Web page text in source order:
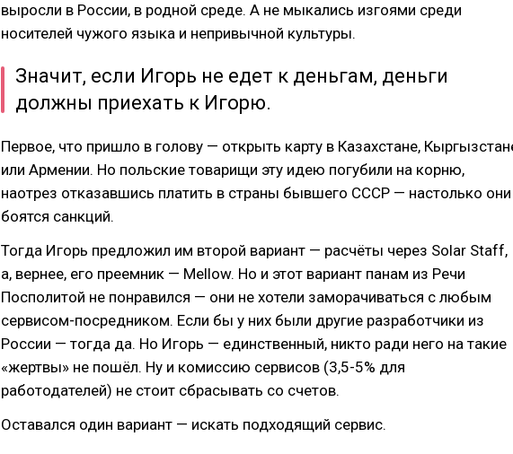
выросли в России, в родной среде. А не мыкались изгоями среди
носителей чужого языка и непривычной культуры.
Значит, если Игорь не едет к деньгам, деньги
должны приехать к Игорю.
Первое, что пришло в голову — открыть карту в Казахстане,
или Армении. Но польские товарищи эту идею погубили на корню,
наотрез отказавшись платить в страны бывшего СССР — настолько они
боятся санкций.
Тогда Игорь предложил им второй вариант — расчёты через Solar Staff,
а, вернее, его преемник — Mellow. Но и этот вариант панам из Речи
Посполитой не понравился — они не хотели заморачиваться с любым
сервисом-посредником. Если бы у них были другие разработчики из
России — тогда да. Но Игорь — единственный, никто ради него на такие
«жертвы» не пошёл. Ну и комиссию сервисов (3,5-5% для
работодателей) не стоит сбрасывать со счетов.
Оставался один вариант — искать подходящий сервис.